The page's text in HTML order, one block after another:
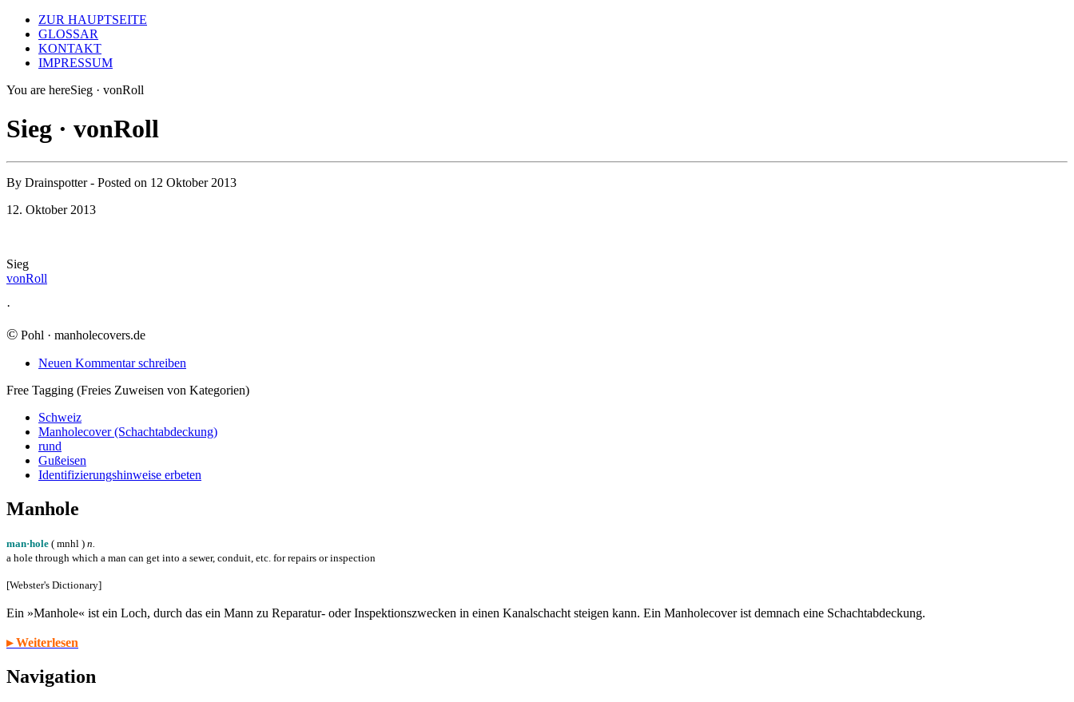
ZUR HAUPTSEITE
GLOSSAR
KONTAKT
IMPRESSUM
You are hereSieg · vonRoll
Sieg · vonRoll
By Drainspotter- Posted on 12 Oktober 2013
12. Oktober 2013
Sieg
vonRoll
·
© Pohl · manholecovers.de
Neuen Kommentar schreiben
Free Tagging (Freies Zuweisen von Kategorien)
Schweiz
Manholecover (Schachtabdeckung)
rund
Gußeisen
Identifizierungshinweise erbeten
Manhole
man·hole ( mnhl ) n.
a hole through which a man can get into a sewer, conduit, etc. for repairs or inspection
[Webster's Dictionary]
Ein »Manhole« ist ein Loch, durch das ein Mann zu Reparatur- oder Inspektionszwecken in einen Kanalschacht steigen kann. Ein Manholecover ist demnach eine Schachtabdeckung.
▸ Weiterlesen
Navigation